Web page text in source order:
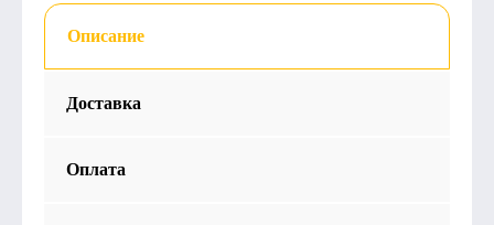
Описание
Доставка
Оплата